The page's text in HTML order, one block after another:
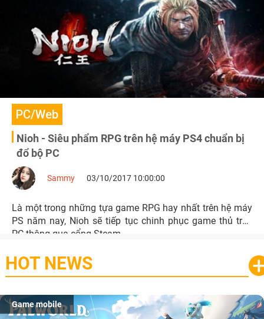
PC/Web
Nioh - Siêu phẩm RPG trên hệ máy PS4 chuẩn bị
đổ bộ PC
Sammy 03/10/2017 10:00:00
Là một trong những tựa game RPG hay nhất trên hệ máy
PS năm nay, Nioh sẽ tiếp tục chinh phục game thủ trên
PC thông qua cổng Steam.
HOT NEWS
Game mobile